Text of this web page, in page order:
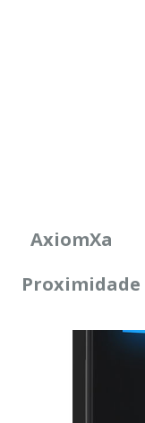
AxiomXa
Proximidade